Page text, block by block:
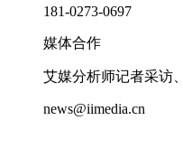
181-0273-0697
媒体合作
艾媒分析师记者采访
news@iimedia.cn